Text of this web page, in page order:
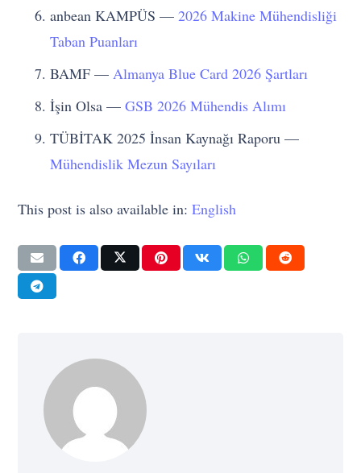
anbean KAMPÜS —2026 Makine Mühendisliği
Taban Puanları
BAMF —Almanya Blue Card 2026 Şartları
İşin Olsa —GSB 2026 Mühendis Alımı
TÜBİTAK 2025 İnsan Kaynağı Raporu —
Mühendislik Mezun Sayıları
This post is also available in:English